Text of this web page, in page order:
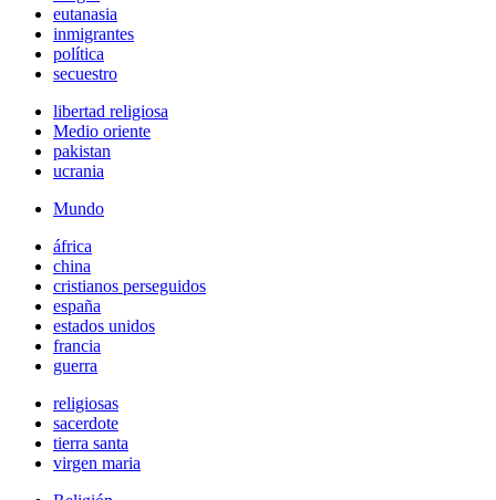
eutanasia
inmigrantes
política
secuestro
libertad religiosa
Medio oriente
pakistan
ucrania
Mundo
áfrica
china
cristianos perseguidos
españa
estados unidos
francia
guerra
religiosas
sacerdote
tierra santa
virgen maria